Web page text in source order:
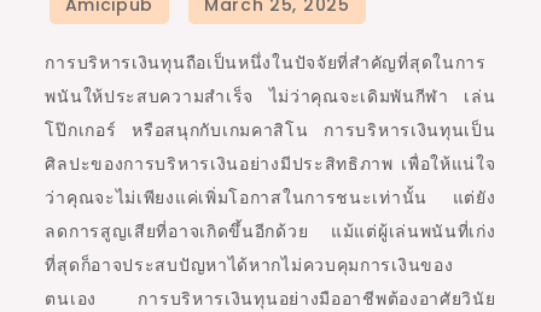
การบริหารเงินทุนถือเป็นหนึ่งในปัจจัยที่สำคัญที่สุดในการ
พนันให้ประสบความสำเร็จ ไม่ว่าคุณจะเดิมพันกีฬา เล่น
โป๊กเกอร์ หรือสนุกกับเกมคาสิโน การบริหารเงินทุนเป็น
ศิลปะของการบริหารเงินอย่างมีประสิทธิภาพ เพื่อให้แน่ใจ
ว่าคุณจะไม่เพียงแค่เพิ่มโอกาสในการชนะเท่านั้น แต่ยัง
ลดการสูญเสียที่อาจเกิดขึ้นอีกด้วย แม้แต่ผู้เล่นพนันที่เก่ง
ที่สุดก็อาจประสบปัญหาได้หากไม่ควบคุมการเงินของ
ตนเอง การบริหารเงินทุนอย่างมืออาชีพต้องอาศัยวินัย